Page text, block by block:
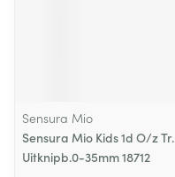
Sensura Mio
Sensura Mio Kids 1d O/z Tr.
Uitknipb.0-35mm 18712